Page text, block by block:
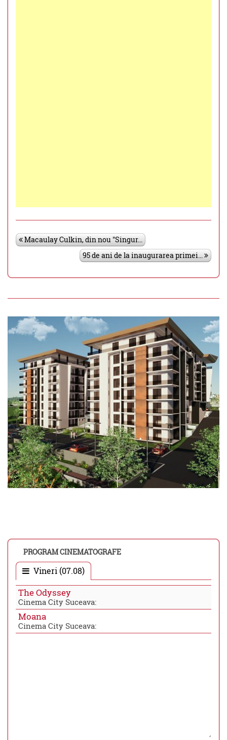
Macaulay Culkin, din nou "Singur...
95 de ani de la inaugurarea primei...
PROGRAM CINEMATOGRAFE
Vineri (07.08)
The Odyssey
Cinema City Suceava:
Moana
Cinema City Suceava: